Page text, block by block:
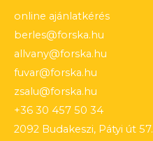
online ajánlatkérés
berles@forska.hu
allvany@forska.hu
fuvar@forska.hu
zsalu@forska.hu
+36 30 457 50 34
2092 Budakeszi, Pátyi út 57.